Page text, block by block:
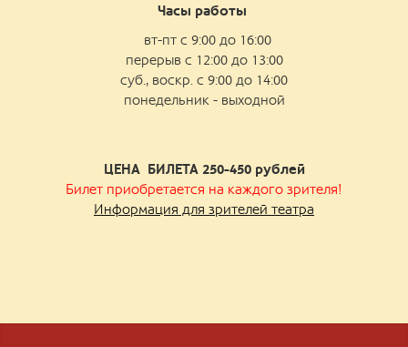
Часы работы
вт-пт с 9:00 до 16:00
перерыв с 12:00 до 13:00
суб., воскр. с 9:00 до 14:00
понедельник - выходной
ЦЕНА БИЛЕТА 250-450рублей
Билет приобретается на каждого зрителя!
Информация для зрителей театра